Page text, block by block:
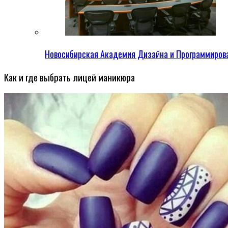
Новосибирская Академия Дизайна и
Как и где выбрать лицей маникюра